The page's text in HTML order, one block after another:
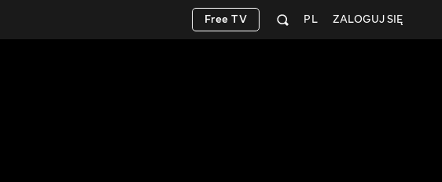
ZALOGUJ SIĘ
PL
Free TV